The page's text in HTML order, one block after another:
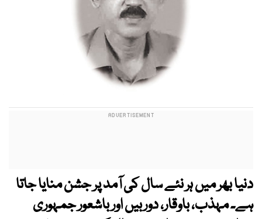
دنیا بھر میں ہر نئے سال کی آمد پر جشن منایا جاتا
ہے۔ مہذب، باوقار، دوربیں اور باشعور جمہوری